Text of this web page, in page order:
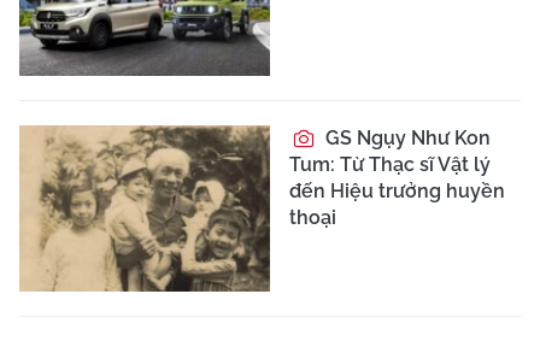
GS Ngụy Như Kon
Tum: Từ Thạc sĩ Vật lý
đến Hiệu trưởng huyền
thoại